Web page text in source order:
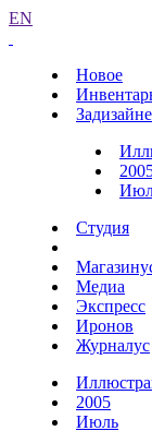
EN
Новое
Студия
Медиа
Экспресс
Иронов
Журналус
2005
Июль